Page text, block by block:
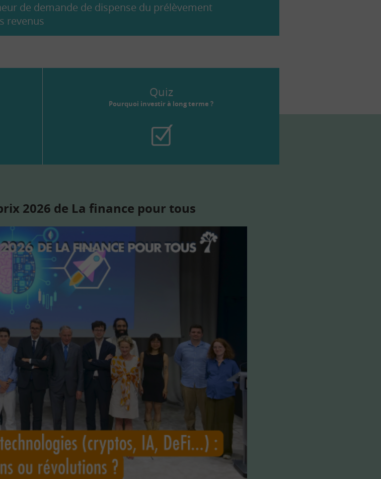
de demande de dispense du prélèvement
revenus
Quiz
Pourquoi investir à long terme ?
2026 de La finance pour tous